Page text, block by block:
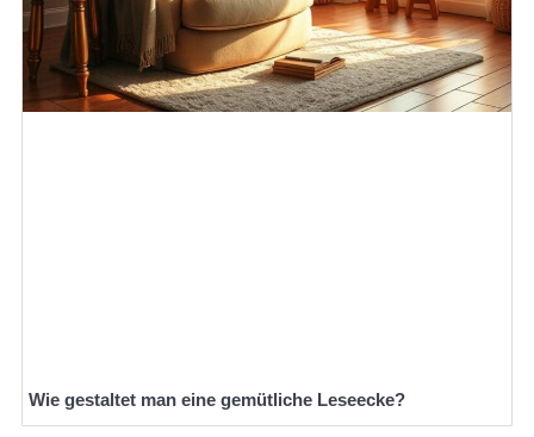
Wie gestaltet man eine gemütliche Leseecke?